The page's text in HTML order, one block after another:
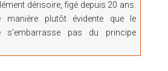
dérisoire, figé depuis 20 ans.
manière plutôt évidente que le
s’embarrasse pas du principe